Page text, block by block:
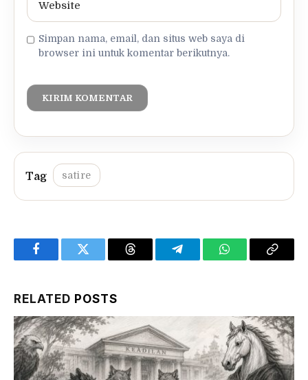
Simpan nama, email, dan situs web saya di
browser ini untuk komentar berikutnya.
satire
FacebookTwitter Threads TelegramWhatsAppCopy
RELATED POSTS